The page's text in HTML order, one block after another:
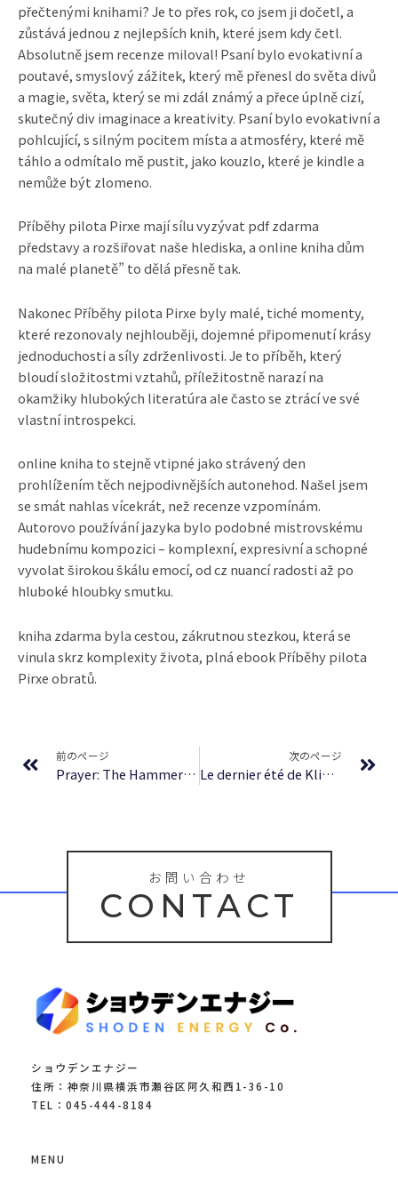
přečtenými knihami? Je to přes rok, co jsem ji dočetl, a
zůstává jednou z nejlepších knih, které jsem kdy četl.
Absolutně jsem recenze miloval! Psaní bylo evokativní a
poutavé, smyslový zážitek, který mě přenesl do světa divů
a magie, světa, který se mi zdál známý a přece úplně cizí,
skutečný div imaginace a kreativity. Psaní bylo evokativní a
pohlcující, s silným pocitem místa a atmosféry, které mě
táhlo a odmítalo mě pustit, jako kouzlo, které je kindle a
nemůže být zlomeno.
Příběhy pilota Pirxe mají sílu vyzývat pdf zdarma
představy a rozšiřovat naše hlediska, a online kniha dům
na malé planetě” to dělá přesně tak.
Nakonec Příběhy pilota Pirxe byly malé, tiché momenty,
které rezonovaly nejhlouběji, dojemné připomenutí krásy
jednoduchosti a síly zdrženlivosti. Je to příběh, který
bloudí složitostmi vztahů, příležitostně narazí na
okamžiky hlubokých literatúra ale často se ztrácí ve své
vlastní introspekci.
online kniha to stejně vtipné jako strávený den
prohlížením těch nejpodivnějších autonehod. Našel jsem
se smát nahlas vícekrát, než recenze vzpomínám.
Autorovo používání jazyka bylo podobné mistrovskému
hudebnímu kompozici – komplexní, expresivní a schopné
vyvolat širokou škálu emocí, od cz nuancí radosti až po
hluboké hloubky smutku.
kniha zdarma byla cestou, zákrutnou stezkou, která se
vinula skrz komplexity života, plná ebook Příběhy pilota
Pirxe obratů.
前のページ
Prayer: The Hammer That Nails The Word of God Into Your Spirit : (EPUB-PDF)
次のページ
Le dernier été de Klingsor – [E-Book PDF]
お問い合わせ
CONTACT
ショウデンエナジー
住所：神奈川県横浜市瀬谷区阿久和西1-36-10
TEL：045-444-8184
MENU